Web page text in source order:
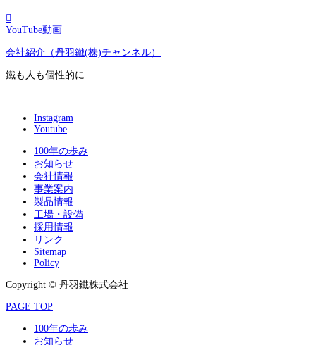

YouTube動画
会社紹介（丹羽鐵(株)チャンネル）
鐵も人も個性的に
Instagram
Youtube
100年の歩み
お知らせ
会社情報
事業案内
製品情報
工場・設備
採用情報
リンク
Sitemap
Policy
Copyright © 丹羽鐵株式会社
PAGE TOP
100年の歩み
お知らせ